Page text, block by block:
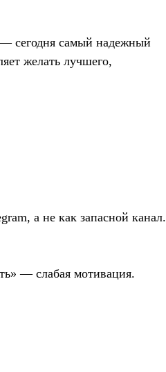
сегодня самый надежный
желать лучшего,
а не как запасной канал.
— слабая мотивация.